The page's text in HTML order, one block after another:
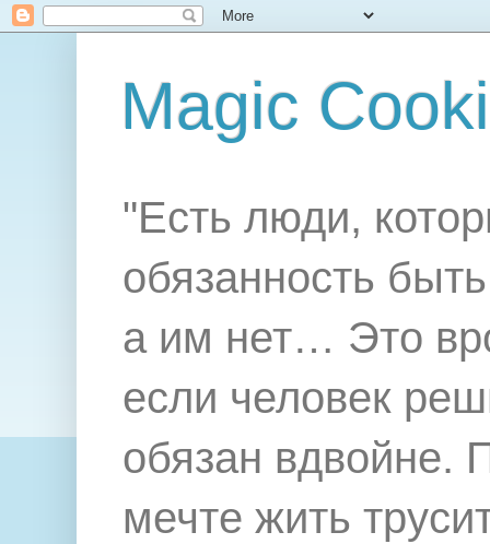
Magic
"Есть люди,
обязанность
а им нет… Это
если человек
обязан вдвойне.
мечте жить